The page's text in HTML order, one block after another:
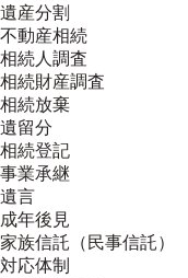
遺産分割
不動産相続
相続人調査
相続財産調査
相続放棄
遺留分
相続登記
事業承継
遺言
成年後見
家族信託（民事信託）
対応体制